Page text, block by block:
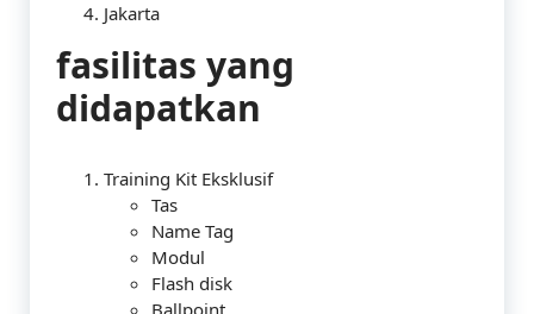
Jakarta
fasilitas yang
didapatkan
Training Kit Eksklusif
Tas
Name Tag
Modul
Flash disk
Ballpoint